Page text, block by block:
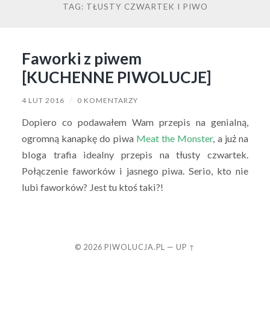
TAG: TŁUSTY CZWARTEK I PIWO
Faworki z piwem
[KUCHENNE PIWOLUCJE]
4 LUT 2016 / 0 KOMENTARZY
Dopiero co podawałem Wam przepis na genialną,
ogromną kanapkę do piwa Meat the Monster, a już na
bloga trafia idealny przepis na tłusty czwartek.
Połączenie faworków i jasnego piwa. Serio, kto nie
lubi faworków? Jest tu ktoś taki?!
© 2026 PIWOLUCJA.PL — UP ↑